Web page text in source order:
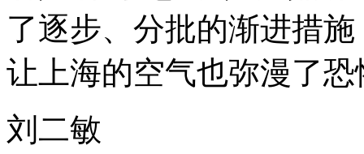
了逐步、分批的渐进措
让上海的空气也弥漫了
刘二敏